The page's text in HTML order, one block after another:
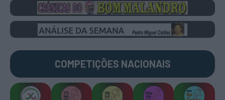
COMPETIÇÕES NACIONAIS